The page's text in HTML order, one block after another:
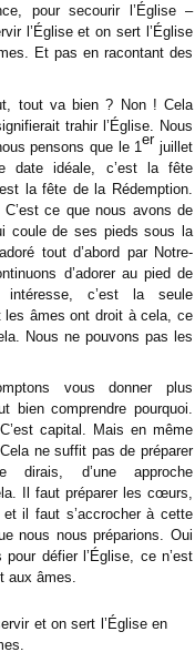
pour secourir l’Église –
l’Église et on sert l’Église
Et pas en racontant des
tout va bien ? Non ! Cela
trahir l’Église. Nous
pensons que le 1er juillet
date idéale, c’est la fête
la fête de la Rédemption.
C’est ce que nous avons de
coule de ses pieds sous la
tout d’abord par Notre-
d’adorer au pied de
c’est la seule
les âmes ont droit à cela, ce
Nous ne pouvons pas les
vous donner plus
bien comprendre pourquoi.
capital. Mais en même
ne suffit pas de préparer
d’une approche
Il faut préparer les cœurs,
il faut s’accrocher à cette
nous nous préparions. Oui
défier l’Église, ce n’est
aux âmes.
et on sert l’Église en